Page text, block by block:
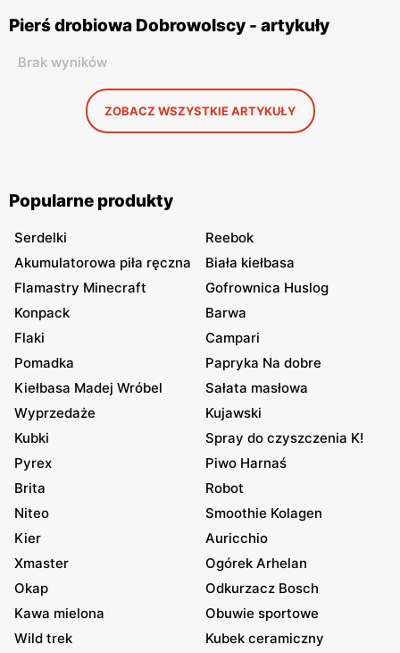
Pierś drobiowa Dobrowolscy - artykuły
Brak wyników
ZOBACZ WSZYSTKIE ARTYKUŁY
Popularne produkty
Serdelki
Reebok
Akumulatorowa piła ręczna
Biała kiełbasa
Flamastry Minecraft
Gofrownica Huslog
Konpack
Barwa
Flaki
Campari
Pomadka
Papryka Na dobre
Kiełbasa Madej Wróbel
Sałata masłowa
Wyprzedaże
Kujawski
Kubki
Spray do czyszczenia K!
Pyrex
Piwo Harnaś
Brita
Robot
Niteo
Smoothie Kolagen
Kier
Auricchio
Xmaster
Ogórek Arhelan
Okap
Odkurzacz Bosch
Kawa mielona
Obuwie sportowe
Wild trek
Kubek ceramiczny